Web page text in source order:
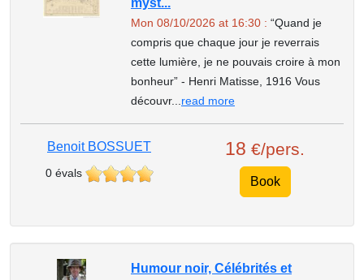
myst...
Mon 08/10/2026 at 16:30 : “Quand je
compris que chaque jour je reverrais
cette lumière, je ne pouvais croire à mon
bonheur” - Henri Matisse, 1916 Vous
découvr... read more
Benoit BOSSUET
0 évals
18 €/pers.
Book
Humour noir, Célébrités et